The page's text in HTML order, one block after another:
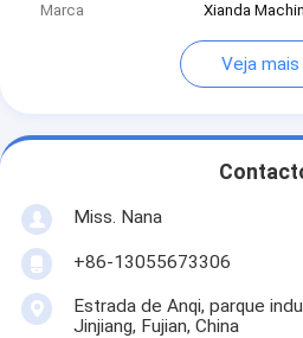
Marca
Xianda
Veja mais
Miss. Nana
+86-13055673306
Estrada de Anqi, parque
Jinjiang, Fujian, China